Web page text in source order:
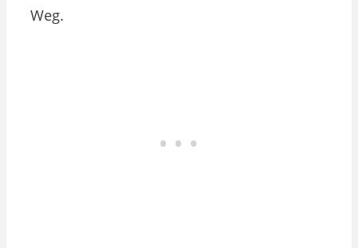
Weg.